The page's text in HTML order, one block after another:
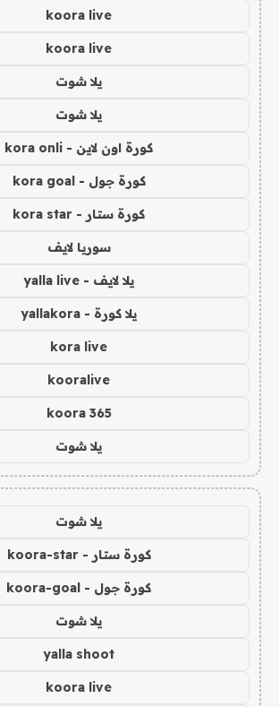
koora live
koora live
يلا شوت
يلا شوت
كورة اون لاين - kora onli
كورة جول - kora goal
كورة ستار - kora star
سوريا لايف
يلا لايف - yalla live
يلا كورة - yallakora
kora live
kooralive
koora 365
يلا شوت
يلا شوت
كورة ستار - koora-star
كورة جول - koora-goal
يلا شوت
yalla shoot
koora live